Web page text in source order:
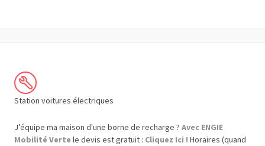
Station voitures électriques
J’équipe ma maison d'une borne de recharge ? Avec ENGIE
Mobilité Verte le devis est gratuit : Cliquez Ici ! Horaires (quand